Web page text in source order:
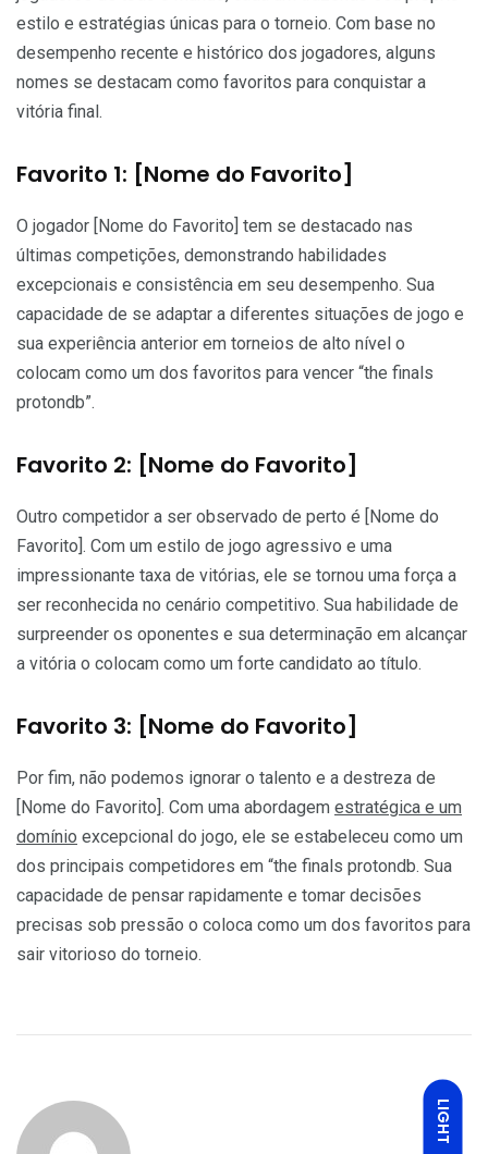
LIGHT
estilo e estratégias únicas para o torneio. Com base no
desempenho recente e histórico dos jogadores, alguns
nomes se destacam como favoritos para conquistar a
vitória final.
Favorito 1: [Nome do Favorito]
O jogador [Nome do Favorito] tem se destacado nas
últimas competições, demonstrando habilidades
excepcionais e consistência em seu desempenho. Sua
capacidade de se adaptar a diferentes situações de jogo e
sua experiência anterior em torneios de alto nível o
colocam como um dos favoritos para vencer “the finals
protondb”.
Favorito 2: [Nome do Favorito]
Outro competidor a ser observado de perto é [Nome do
Favorito]. Com um estilo de jogo agressivo e uma
impressionante taxa de vitórias, ele se tornou uma força a
ser reconhecida no cenário competitivo. Sua habilidade de
surpreender os oponentes e sua determinação em alcançar
a vitória o colocam como um forte candidato ao título.
Favorito 3: [Nome do Favorito]
Por fim, não podemos ignorar o talento e a destreza de
[Nome do Favorito]. Com uma abordagem estratégica e um
domínio excepcional do jogo, ele se estabeleceu como um
dos principais competidores em “the finals protondb. Sua
capacidade de pensar rapidamente e tomar decisões
precisas sob pressão o coloca como um dos favoritos para
sair vitorioso do torneio.